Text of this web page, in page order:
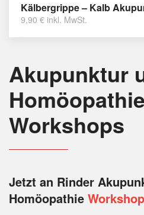
Kälbergrippe – Kalb
9,90 € inkl. MwSt.
Akupunktur
Homöopathie
Workshops
Jetzt an Rinder
Homöopathie